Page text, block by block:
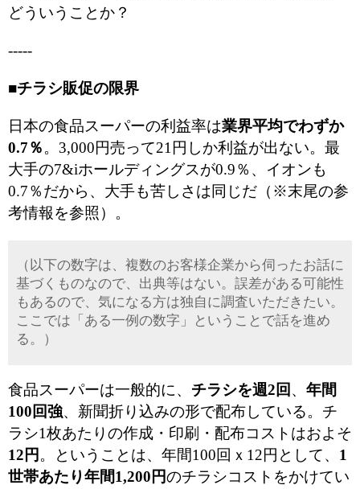
どういうことか？
-----
■チラシ販促の限界
日本の食品スーパーの利益率は業界平均でわずか
0.7％。3,000円売って21円しか利益が出ない。最
大手の7&iホールディングスが0.9％、イオンも
0.7％だから、大手も苦しさは同じだ（※末尾の参
考情報を参照）。
（以下の数字は、複数のお客様企業から伺ったお話に
基づくものなので、出典等はない。誤差がある可能性
もあるので、気になる方は独自に調査いただきたい。
ここでは「ある一例の数字」ということで話を進め
る。）
食品スーパーは一般的に、 チラシを週2回 、 年間
100回強、新聞折り込みの形で配布している。チ
ラシ1枚あたりの作成・印刷・配布コストはおよそ
12円 。ということは、年間100回ｘ12円として、 1
世帯あたり年間1,200円のチラシコストをかけてい